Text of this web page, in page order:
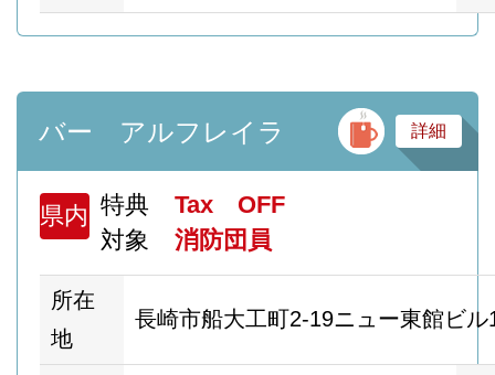
バー アルフレイラ バ
詳細
県内 特典
Tax OFF
対象
消防団員
所在
地
長崎市船大工町2-19ニュー東館ビル